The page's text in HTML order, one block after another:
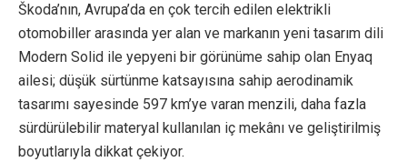
Škoda’nın, Avrupa’da en çok tercih edilen elektrikli
otomobiller arasında yer alan ve markanın yeni tasarım dili
Modern Solid ile yepyeni bir görünüme sahip olan Enyaq
ailesi; düşük sürtünme katsayısına sahip aerodinamik
tasarımı sayesinde 597 km’ye varan menzili, daha fazla
sürdürülebilir materyal kullanılan iç mekânı ve geliştirilmiş
boyutlarıyla dikkat çekiyor.